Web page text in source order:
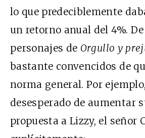
lo que predeciblemente
un retorno anual del 4%.
personajes de Orgullo y
bastante convencidos de
norma general. Por
desesperado de aumentar
propuesta a Lizzy, el señor